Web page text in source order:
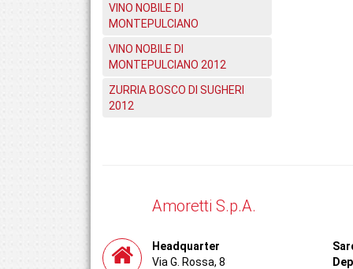
VINO NOBILE DI
MONTEPULCIANO
VINO NOBILE DI
MONTEPULCIANO 2012
ZURRIA BOSCO DI SUGHERI
2012
Amoretti S.p.A.
Headquarter
Via G. Rossa, 8